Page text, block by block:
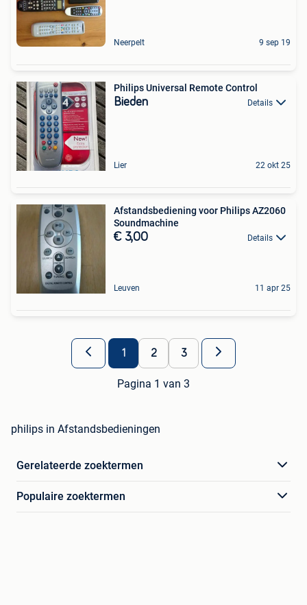
Neerpelt 9 sep 19
Philips Universal Remote Control
Bieden Details
Lier 22 okt 25
Afstandsbediening voor Philips AZ2060
Soundmachine
€ 3,00 Details
Leuven 11 apr 25
1 2 3
Pagina 1 van 3
philips in Afstandsbedieningen
Gerelateerde zoektermen
Populaire zoektermen